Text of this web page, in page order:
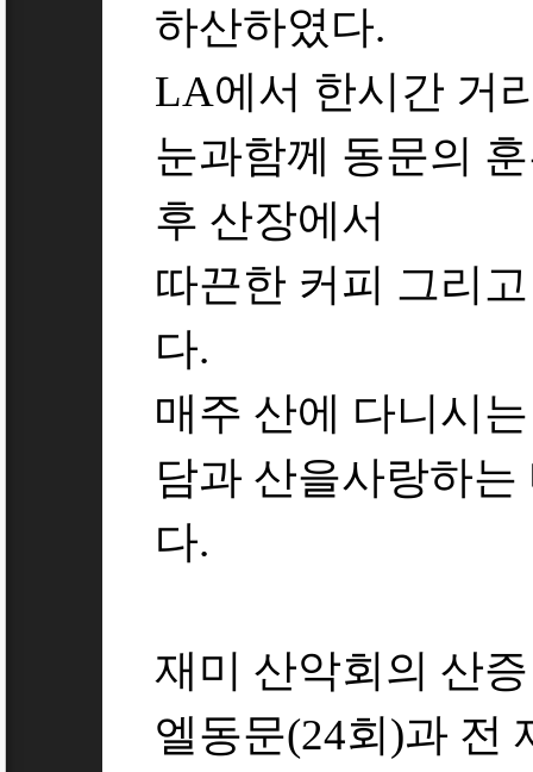
하산하였다.
LA에서 한시간 거
눈과함께 동문의
후 산장에서
따끈한 커피 그리
다.
매주 산에 다니시
담과 산을사랑하
다.
재미 산악회의 산
엘동문(24회)과 전